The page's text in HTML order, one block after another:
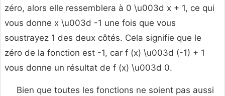
zéro, alors elle ressemblera à 0 \u003d x + 1, ce qui
vous donne x \u003d -1 une fois que vous
soustrayez 1 des deux côtés. Cela signifie que le
zéro de la fonction est -1, car f (x) \u003d (-1) + 1
vous donne un résultat de f (x) \u003d 0.
Bien que toutes les fonctions ne soient pas aussi